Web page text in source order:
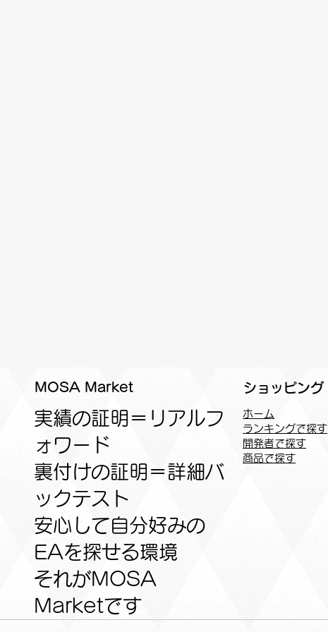
MOSA Market
実績の証明＝リアルフ
ォワード
裏付けの証明＝詳細バ
ックテスト
安心して自分好みの
EAを探せる環境
​それがMOSA
Marketです
ショッピング
ホーム
ランキングで探す
開発者で探す
商品で探す